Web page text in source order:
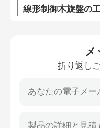
すべての場合
建設用積載装置
メ
折り返し